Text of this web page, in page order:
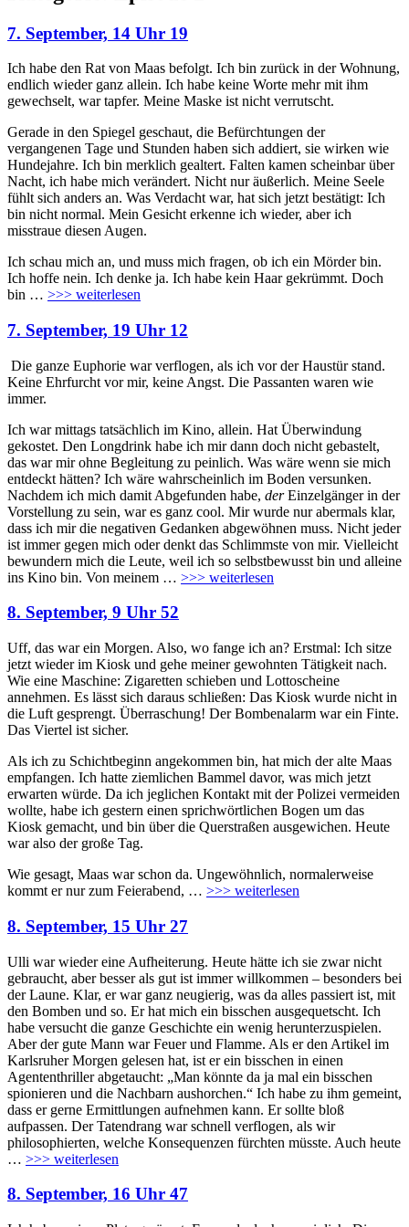
7. September, 14 Uhr 19
Ich habe den Rat von Maas befolgt. Ich bin zurück in der Wohnung,
endlich wieder ganz allein. Ich habe keine Worte mehr mit ihm
gewechselt, war tapfer. Meine Maske ist nicht verrutscht.
Gerade in den Spiegel geschaut, die Befürchtungen der
vergangenen Tage und Stunden haben sich addiert, sie wirken wie
Hundejahre. Ich bin merklich gealtert. Falten kamen scheinbar über
Nacht, ich habe mich verändert. Nicht nur äußerlich. Meine Seele
fühlt sich anders an. Was Verdacht war, hat sich jetzt bestätigt: Ich
bin nicht normal. Mein Gesicht erkenne ich wieder, aber ich
misstraue diesen Augen.
Ich schau mich an, und muss mich fragen, ob ich ein Mörder bin.
Ich hoffe nein. Ich denke ja. Ich habe kein Haar gekrümmt. Doch
bin … >>> weiterlesen
7. September, 19 Uhr 12
Die ganze Euphorie war verflogen, als ich vor der Haustür stand.
Keine Ehrfurcht vor mir, keine Angst. Die Passanten waren wie
immer.
Ich war mittags tatsächlich im Kino, allein. Hat Überwindung
gekostet. Den Longdrink habe ich mir dann doch nicht gebastelt,
das war mir ohne Begleitung zu peinlich. Was wäre wenn sie mich
entdeckt hätten? Ich wäre wahrscheinlich im Boden versunken.
Nachdem ich mich damit Abgefunden habe, derEinzelgänger in der
Vorstellung zu sein, war es ganz cool. Mir wurde nur abermals klar,
dass ich mir die negativen Gedanken abgewöhnen muss. Nicht jeder
ist immer gegen mich oder denkt das Schlimmste von mir. Vielleicht
bewundern mich die Leute, weil ich so selbstbewusst bin und alleine
ins Kino bin. Von meinem … >>> weiterlesen
8. September, 9 Uhr 52
Uff, das war ein Morgen. Also, wo fange ich an? Erstmal: Ich sitze
jetzt wieder im Kiosk und gehe meiner gewohnten Tätigkeit nach.
Wie eine Maschine: Zigaretten schieben und Lottoscheine
annehmen. Es lässt sich daraus schließen: Das Kiosk wurde nicht in
die Luft gesprengt. Überraschung! Der Bombenalarm war ein Finte.
Das Viertel ist sicher.
Als ich zu Schichtbeginn angekommen bin, hat mich der alte Maas
empfangen. Ich hatte ziemlichen Bammel davor, was mich jetzt
erwarten würde. Da ich jeglichen Kontakt mit der Polizei vermeiden
wollte, habe ich gestern einen sprichwörtlichen Bogen um das
Kiosk gemacht, und bin über die Querstraßen ausgewichen. Heute
war also der große Tag.
Wie gesagt, Maas war schon da. Ungewöhnlich, normalerweise
kommt er nur zum Feierabend, … >>> weiterlesen
8. September, 15 Uhr 27
Ulli war wieder eine Aufheiterung. Heute hätte ich sie zwar nicht
gebraucht, aber besser als gut ist immer willkommen – besonders bei
der Laune. Klar, er war ganz neugierig, was da alles passiert ist, mit
den Bomben und so. Er hat mich ein bisschen ausgequetscht. Ich
habe versucht die ganze Geschichte ein wenig herunterzuspielen.
Aber der gute Mann war Feuer und Flamme. Als er den Artikel im
Karlsruher Morgen gelesen hat, ist er ein bisschen in einen
Agententhriller abgetaucht: „Man könnte da ja mal ein bisschen
spionieren und die Nachbarn aushorchen.“ Ich habe zu ihm gemeint,
dass er gerne Ermittlungen aufnehmen kann. Er sollte bloß
aufpassen. Der Tatendrang war schnell verflogen, als wir
philosophierten, welche Konsequenzen fürchten müsste. Auch heute
… >>> weiterlesen
8. September, 16 Uhr 47